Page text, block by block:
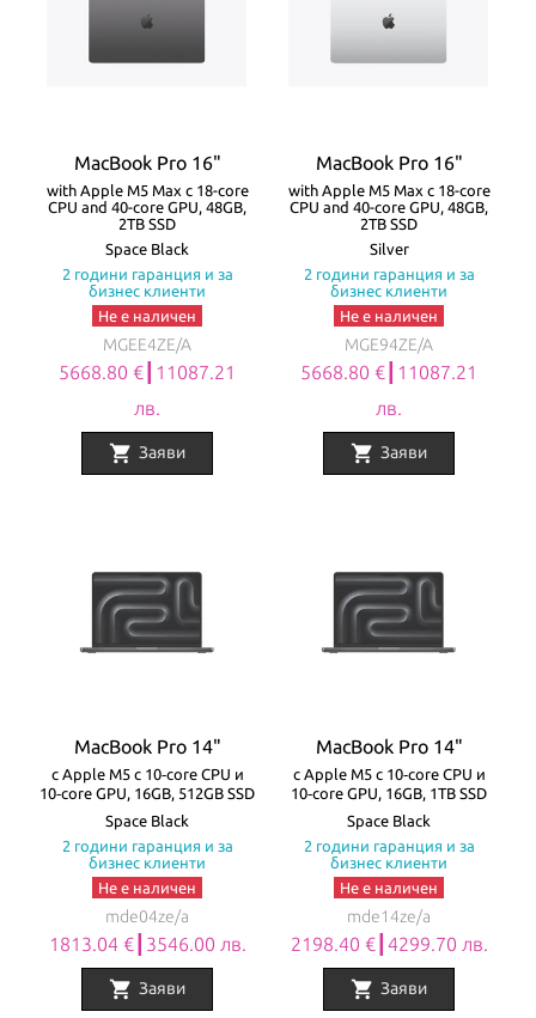
MacBook Pro 16"
with Apple M5 Max с 18-core
CPU and 40-core GPU, 48GB,
2TB SSD
Space Black
2 години гаранция и за
бизнес клиенти
Не е наличен
MGEE4ZE/A
5668.80 €┃11087.21
лв.
shopping_cart Заяви
MacBook Pro 16"
with Apple M5 Max с 18-core
CPU and 40-core GPU, 48GB,
2TB SSD
Silver
2 години гаранция и за
бизнес клиенти
Не е наличен
MGE94ZE/A
5668.80 €┃11087.21
лв.
shopping_cart Заяви
MacBook Pro 14"
с Apple M5 с 10‑core CPU и
10‑core GPU, 16GB, 512GB SSD
Space Black
2 години гаранция и за
бизнес клиенти
Не е наличен
mde04ze/a
1813.04 €┃3546.00 лв.
shopping_cart Заяви
MacBook Pro 14"
с Apple M5 с 10‑core CPU и
10‑core GPU, 16GB, 1TB SSD
Space Black
2 години гаранция и за
бизнес клиенти
Не е наличен
mde14ze/a
2198.40 €┃4299.70 лв.
shopping_cart Заяви